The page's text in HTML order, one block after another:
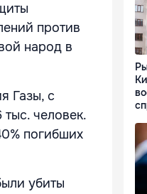
против
народ в
Газы, с
человек.
погибших
убиты